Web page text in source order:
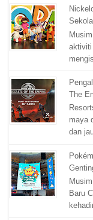
aktiviti
The
maya
dan
Baru